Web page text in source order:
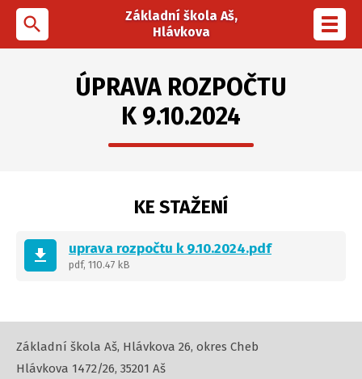
search
Základní škola Aš,
Hlávkova
ÚPRAVA ROZPOČTU
K 9.10.2024
KE STAŽENÍ
get_app uprava rozpočtu k 9.10.2024.pdf
pdf, 110.47 kB
Základní škola Aš, Hlávkova 26, okres Cheb
Hlávkova 1472/26, 35201 Aš